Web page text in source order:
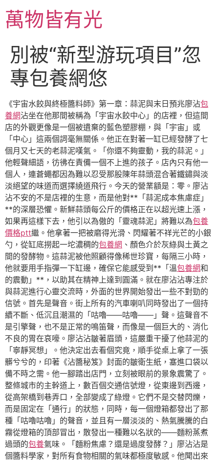
主萬物皆有光
別被“新型游玩項目”忽
專包養網悠
《宇宙水餃與終極醬料師》第一章：蒜泥與末日預兆廖沾包
養網沾坐在他那間被稱為「宇宙水餃中心」的店裡，但這間
店的外觀更像是一個被遺棄的藍色塑膠棚，與「宇宙」或
「中心」這兩個詞毫無關係。他正在對著一缸已經發酵了七
個月又七天的老蒜泥嘆氣。「你還不夠靈動，我的蒜泥。」
他輕聲細語，彷彿在責備一個不上進的孩子。店內只有他一
個人，連蒼蠅都因為難以忍受那股陳年蒜頭混合著鐵鏽與淡
淡絕望的味道而選擇繞道飛行。今天的營業額是：零。廖沾
沾不安的不是店裡的生意，而是他對**「蒜泥成本焦慮症」
**的深層恐懼。新鮮蒜頭每公斤的價格正在以超光速上漲，
如果再這樣下去，他引以為傲的「靈魂蒜泥」將難以為包養
價格ptt繼。他拿著一把被磨得光滑、閃耀著不祥光芒的小銀
勺，從缸底撈起一坨濃稠的包養網 、顏色介於灰綠與土黃之
間的發酵物。這蒜泥被他照顧得像稀世珍寶，每隔三小時，
他就要用手指彈一下缸邊，確保它能感受到**「溫包養網和
的震動」**，以助其在精神上達到圓滿。就在廖沾沾專注於
與蒜泥進行心靈交流時，外面的世界開始發出一些不對勁的
信號。首先是聲音。街上所有的汽車喇叭同時發出了一個持
續不斷、低沉且潮濕的「咕嚕——咕嚕——」聲。這聲音不
是引擎聲，也不是正常的鳴笛聲，而像是一個巨大的、消化
不良的胃在哀嚎。廖沾沾皺著眉頭，這嚴重干擾了他蒜泥的
「寧靜冥想」。他決定出去看個究竟，順手從桌上拿了一張
髒兮兮的，印著《沾醬秘笈》封面的皺衛生紙，塞進口袋以
備不時之需。他一腳踏出店門，立刻被眼前的景象震驚了。
整條城市的主幹道上，數百個交通信號燈，從東邊到西邊，
從高架橋到巷弄口，全部變成了綠燈。它們不是交替閃爍，
而是固定在「通行」的狀態，同時，每一個燈箱都發出了那
種「咕嚕咕嚕」的聲音，並且有一層淡淡的、熱氣騰騰的白
霧從燈箱的頂部冒出，散發出一種難以名狀的——麵粉蒸煮
過頭的包養氣味。「麵粉焦慮？還是過度發酵？」廖沾沾是
個醬料學家，對所有食物相關的氣味都極度敏感。他聞出來